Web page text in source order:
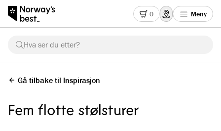
0 Meny
Hva ser du etter?
Gå tilbake til Inspirasjon
Fem flotte stølsturer